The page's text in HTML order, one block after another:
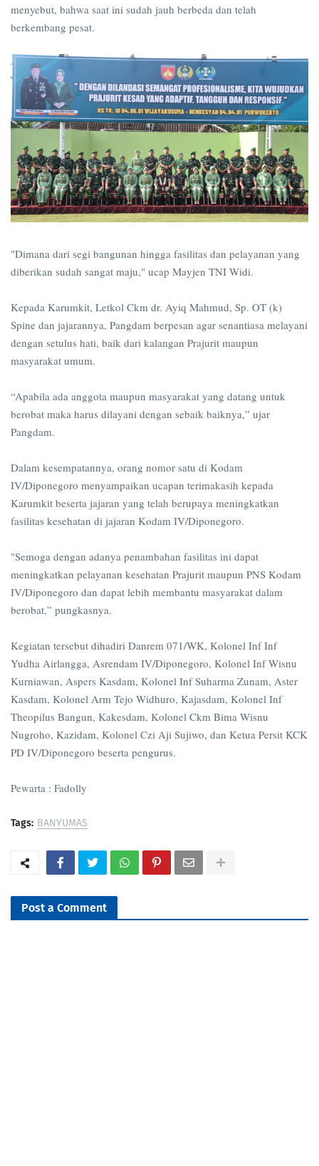
menyebut, bahwa saat ini sudah jauh berbeda dan telah
berkembang pesat.
"Dimana dari segi bangunan hingga fasilitas dan pelayanan yang
diberikan sudah sangat maju," ucap Mayjen TNI Widi.
Kepada Karumkit, Letkol Ckm dr. Ayiq Mahmud, Sp. OT (k)
Spine dan jajarannya, Pangdam berpesan agar senantiasa melayani
dengan setulus hati, baik dari kalangan Prajurit maupun
masyarakat umum.
“Apabila ada anggota maupun masyarakat yang datang untuk
berobat maka harus dilayani dengan sebaik baiknya,” ujar
Pangdam.
Dalam kesempatannya, orang nomor satu di Kodam
IV/Diponegoro menyampaikan ucapan terimakasih kepada
Karumkit beserta jajaran yang telah berupaya meningkatkan
fasilitas kesehatan di jajaran Kodam IV/Diponegoro.
"Semoga dengan adanya penambahan fasilitas ini dapat
meningkatkan pelayanan kesehatan Prajurit maupun PNS Kodam
IV/Diponegoro dan dapat lebih membantu masyarakat dalam
berobat,” pungkasnya.
Kegiatan tersebut dihadiri Danrem 071/WK, Kolonel Inf Inf
Yudha Airlangga, Asrendam IV/Diponegoro, Kolonel Inf Wisnu
Kurniawan, Aspers Kasdam, Kolonel Inf Suharma Zunam, Aster
Kasdam, Kolonel Arm Tejo Widhuro, Kajasdam, Kolonel Inf
Theopilus Bangun, Kakesdam, Kolonel Ckm Bima Wisnu
Nugroho, Kazidam, Kolonel Czi Aji Sujiwo, dan Ketua Persit KCK
PD IV/Diponegoro beserta pengurus.
Pewarta : Fadolly
Tags: BANYUMAS
Post a Comment